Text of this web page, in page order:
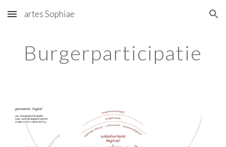
Skip to main content Skip to navigation
artes Sophiae
Burgerparticipatie